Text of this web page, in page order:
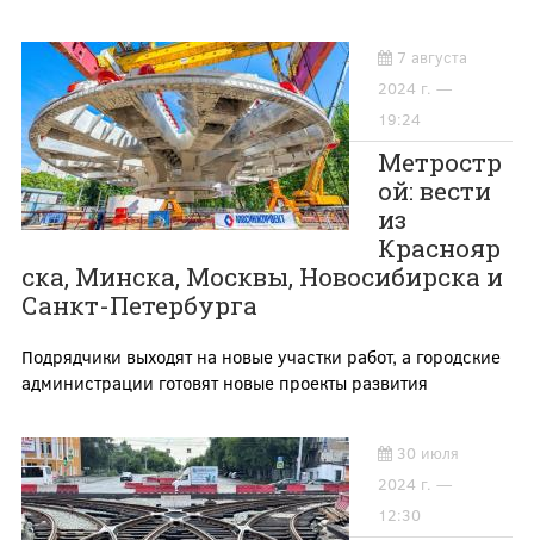
7 августа
2024 г. —
19:24
Метростр
ой: вести
из
Краснояр
ска, Минска, Москвы, Новосибирска и
Санкт-Петербурга
Подрядчики выходят на новые участки работ, а городские
администрации готовят новые проекты развития
30 июля
2024 г. —
12:30